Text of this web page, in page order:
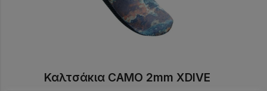
Καλτσάκια CAMO 2mm XDIVE